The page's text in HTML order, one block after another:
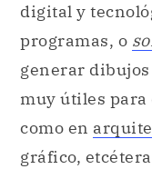
digital y
programas, o
generar
muy útiles
como en
gráfico,